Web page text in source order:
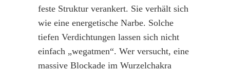
feste Struktur verankert. Sie verhält sich
wie eine energetische Narbe. Solche
tiefen Verdichtungen lassen sich nicht
einfach „wegatmen“. Wer versucht, eine
massive Blockade im Wurzelchakra